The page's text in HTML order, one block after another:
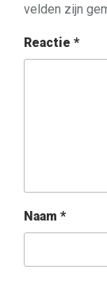
velden zijn
Reactie *
Naam *